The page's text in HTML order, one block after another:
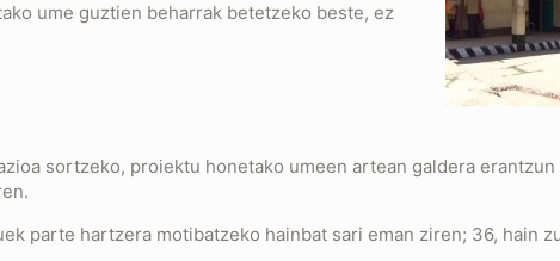
ume guztien beharrak betetzeko beste, ez
sortzeko, proiektu honetako umeen artean galdera
parte hartzera motibatzeko hainbat sari eman ziren; 36, hain